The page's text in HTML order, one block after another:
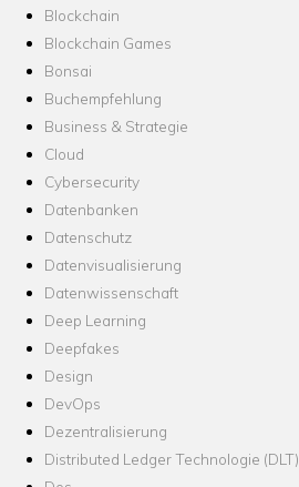
Blockchain
Blockchain Games
Bonsai
Buchempfehlung
Business & Strategie
Cloud
Cybersecurity
Datenbanken
Datenschutz
Datenvisualisierung
Datenwissenschaft
Deep Learning
Deepfakes
Design
DevOps
Dezentralisierung
Distributed Ledger Technologie (DLT)